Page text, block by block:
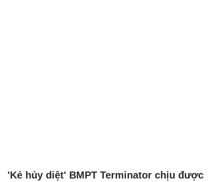
'Kẻ hủy diệt' BMPT Terminator chịu được